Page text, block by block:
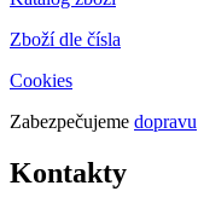
Zboží dle čísla
Cookies
Zabezpečujeme dopravu
Kontakty